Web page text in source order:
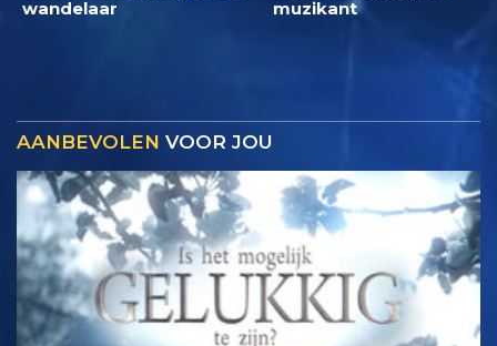
wandelaar
muzikant
AANBEVOLEN VOOR JOU